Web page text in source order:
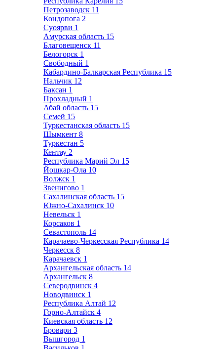
Петрозаводск 11
Кондопога 2
Суоярви 1
Амурская область 15
Благовещенск 11
Белогорск 1
Свободный 1
Кабардино-Балкарская Республика 15
Нальчик 12
Баксан 1
Прохладный 1
Абай область 15
Семей 15
Туркестанская область 15
Шымкент 8
Туркестан 5
Кентау 2
Республика Марий Эл 15
Йошкар-Ола 10
Волжск 1
Звенигово 1
Сахалинская область 15
Южно-Сахалинск 10
Невельск 1
Корсаков 1
Севастополь 14
Карачаево-Черкесская Республика 14
Черкесск 8
Карачаевск 1
Архангельская область 14
Архангельск 8
Северодвинск 4
Новодвинск 1
Республика Алтай 12
Горно-Алтайск 4
Киевская область 12
Бровари 3
Вышгород 1